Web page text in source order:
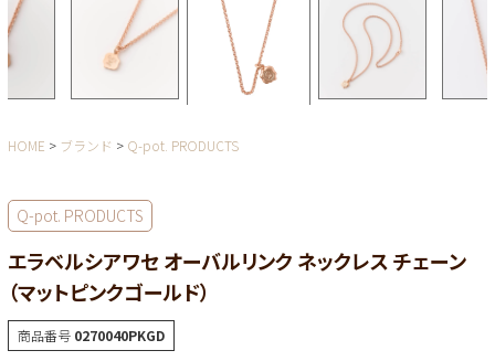
HOME ブランド Q-pot. PRODUCTS
Q-pot. PRODUCTS
エラベルシアワセ オーバルリンク ネックレス チェーン
（マットピンクゴールド）
商品番号 0270040PKGD